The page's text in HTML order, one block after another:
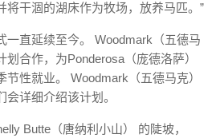
将干涸的湖床作为牧场，放养马匹。”
一直延续至今。 Woodmark（五德马
合作，为Ponderosa（庞德洛萨）
性就业。 Woodmark（五德马克）
详细介绍该计划。
Butte（唐纳利小山） 的陡坡，